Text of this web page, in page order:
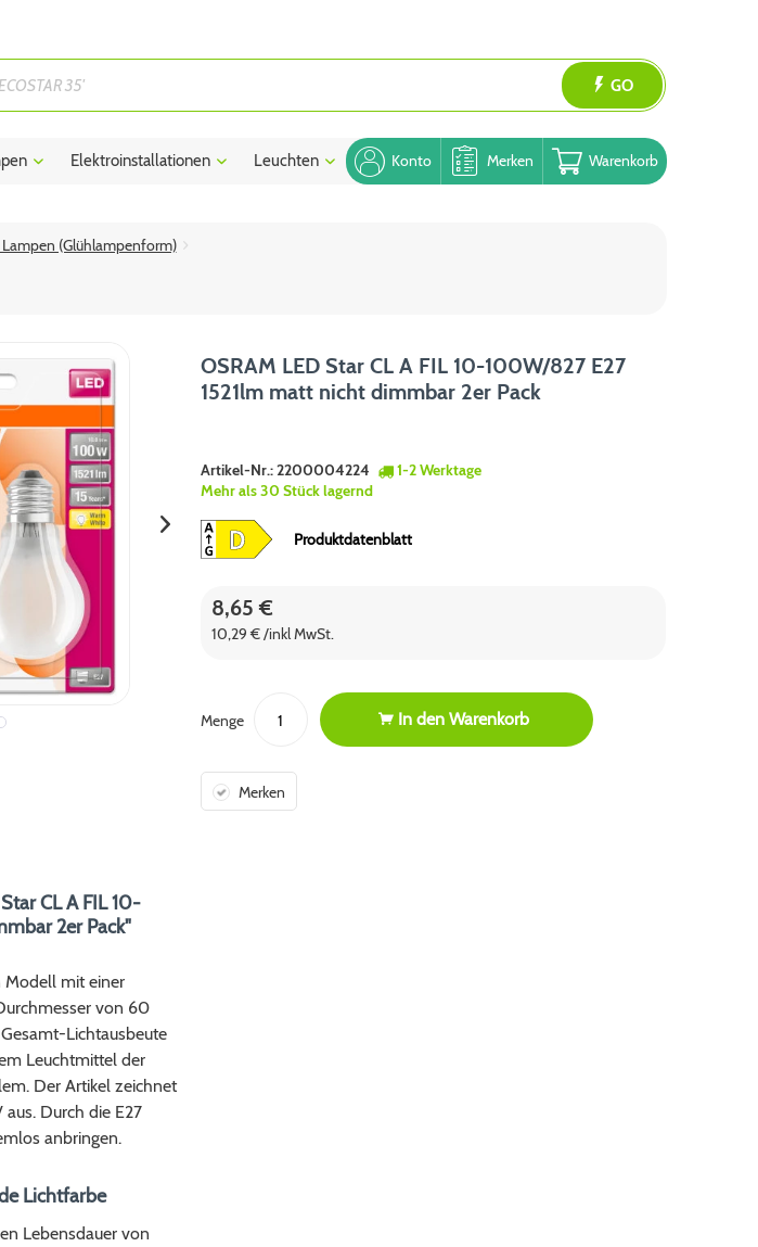
GO
Konto Merken Warenkorb
Elektroinstallationen Leuchten Blog
Lampen (Glühlampenform)
OSRAM LED Star CL A FIL 10-100W/827 E27
1521lm matt nicht dimmbar 2er Pack
Artikel-Nr.:2200004224
1-2 Werktage
Mehr als 30 Stück lagernd
Produktdatenblatt
8,65 €
10,29 € /inkl MwSt.
Menge In den Warenkorb
Merken
CL A FIL 10-
2er Pack"
Modell mit einer
von 60
Lichtausbeute
Leuchtmittel der
Der Artikel zeichnet
Durch die E27
anbringen.
Lichtfarbe
Lebensdauer von